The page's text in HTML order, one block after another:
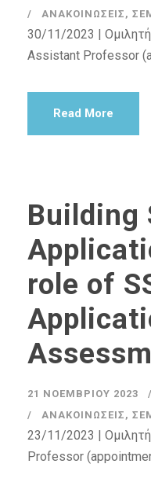
ΑΝΑΚΟΙΝΏΣΕΙΣ ,
30/11/2023 |
Assistant Professor
Read More
Building
role of
21 ΝΟΕΜΒΡΊΟΥ 2023
ΑΝΑΚΟΙΝΏΣΕΙΣ ,
23/11/2023 |
Professor